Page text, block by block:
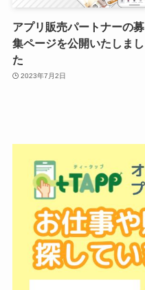
アプリ販売パートナーの募
集ページを公開いたしまし
た
2023年7月2日